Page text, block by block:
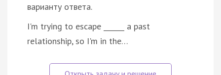
варианту ответа.
I'm trying to escape ______ a past
relationship, so I'm in the…